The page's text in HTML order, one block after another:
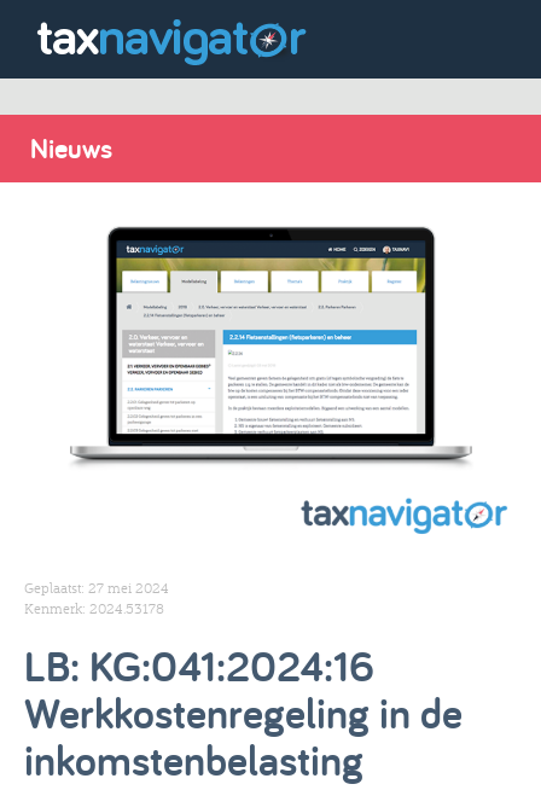
Nieuws
Geplaatst: 27 mei 2024
Kenmerk: 2024.53178
LB: KG:041:2024:16
Werkkostenregeling in de
inkomstenbelasting